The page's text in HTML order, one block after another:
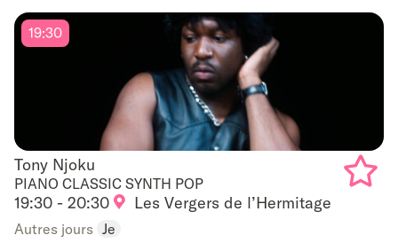
to
Tony Njoku
Tony Njoku
PIANO CLASSIC SYNTH POP
19:30 - 20:30 Les Vergers de l’Hermitage
19:30
Autres jours Je